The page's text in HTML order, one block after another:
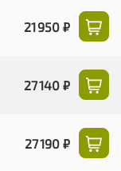
21 950 ₽
27 140 ₽
27 190 ₽